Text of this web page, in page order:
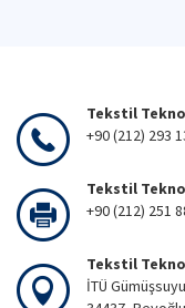
Tekstil
+90 (212) 293
Tekstil
+90 (212) 251
Tekstil
İTÜ